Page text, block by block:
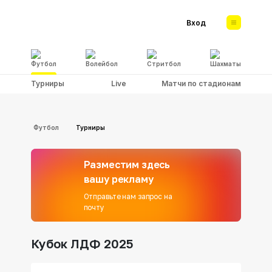
Футбол Волейбол Стритбол Шахматы
Вход
Турниры Live Матчи по стадионам
Футбол Турниры
Разместим здесь
вашу рекламу
Отправьте нам запрос на
почту
Кубок ЛДФ 2025